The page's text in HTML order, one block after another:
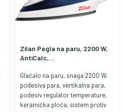
slavine: Da • Napon: 220–240 V •
Dužina priključnog kabla: 1,6 met.
• Dimenzije: 26 x 11,1 x 13,6 cm •
pouzdana pegla na paru koje nudi
brzo zagrijavanje, učinkovito
uklanjanje nabora i jednostavno
održavanje. Zahvaljujući snazi od
2000 W, kontinuiranoj pari, udaru
pare od 90 g i Calc-Clean
Zilan Pegla na paru, 2200 W,
AntiCalc,...
Glačalo na paru, snaga 2200 W,
podesiva para, vertikalna para,
podesiv regulator temperature,
keramička ploča, sistem protiv